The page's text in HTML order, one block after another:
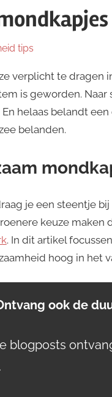
tips
verplicht te dragen
is geworden.
helaas belandt
belanden.
je een steentje
keuze maken
. In dit artikel
hoog in het
ook de
blogposts